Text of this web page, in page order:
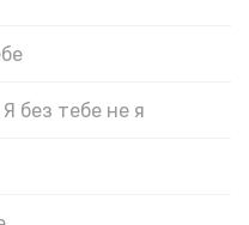
без тебе не я